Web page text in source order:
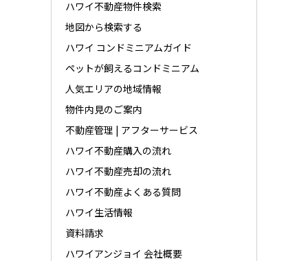
ハワイ不動産物件検索
地図から検索する
ハワイ コンドミニアムガイド
ペットが飼えるコンドミニアム
人気エリアの地域情報
物件内見のご案内
不動産管理 | アフターサービス
ハワイ不動産購入の流れ
ハワイ不動産売却の流れ
ハワイ不動産よくある質問
ハワイ生活情報
資料請求
ハワイアンジョイ 会社概要